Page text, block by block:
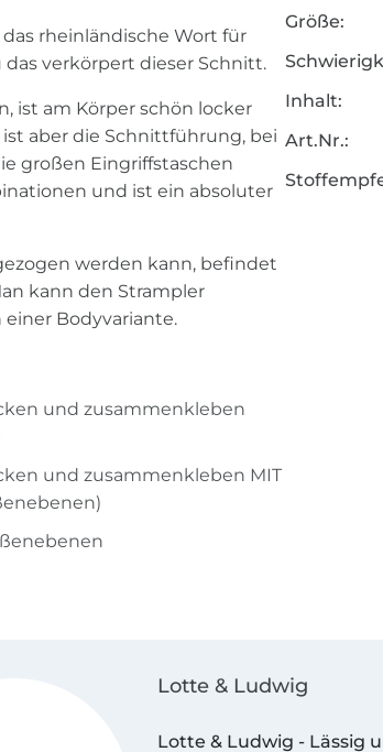
rheinländische Wort für
verkörpert dieser Schnitt.
ist am Körper schön locker
aber die Schnittführung, bei
großen Eingriffstaschen
und ist ein absoluter
werden kann, befindet
kann den Strampler
Bodyvariante.
und zusammenkleben
und zusammenkleben MIT
Größe:
Inhalt:
Art.Nr.:
Lotte & Ludwig
Lotte & Ludwig - Lässig